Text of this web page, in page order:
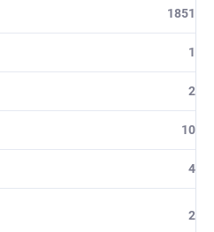
1851
1
2
10
4
2